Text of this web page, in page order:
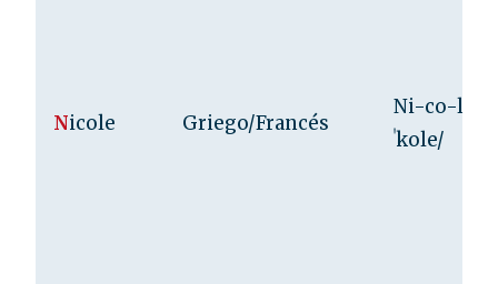
Nicole Griego/Francés
Ni-co-le /
ˈkole/